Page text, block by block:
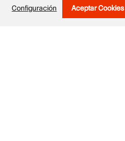
Obras
Configuración Aceptar Cookies